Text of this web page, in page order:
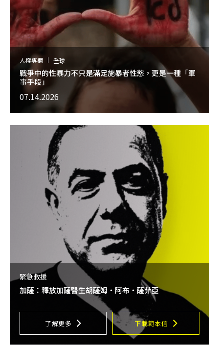
人權專欄 全球
戰爭中的性暴力不只是滿足施暴者性慾，更是一種「軍
事手段」
07.14.2026
緊急救援
加薩：釋放加薩醫生胡薩姆・阿布・薩菲亞
了解更多 下載範本信